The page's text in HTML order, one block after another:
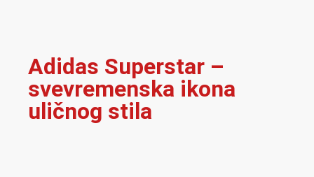
Adidas Superstar –
svevremenska ikona
uličnog stila